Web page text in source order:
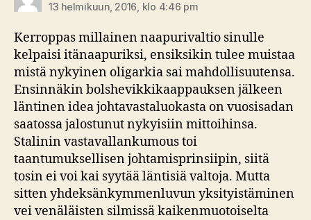
13 helmikuun, 2016, klo 4:46 pm
Kerroppas millainen naapurivaltio sinulle
kelpaisi itänaapuriksi, ensiksikin tulee muistaa
mistä nykyinen oligarkia sai mahdollisuutensa.
Ensinnäkin bolshevikkikaappauksen jälkeen
läntinen idea johtavastaluokasta on vuosisadan
saatossa jalostunut nykyisiin mittoihinsa.
Stalinin vastavallankumous toi
taantumuksellisen johtamisprinsiipin, siitä
tosin ei voi kai syytää läntisiä valtoja. Mutta
sitten yhdeksänkymmenluvun yksityistäminen
vei venäläisten silmissä kaikenmuotoiselta